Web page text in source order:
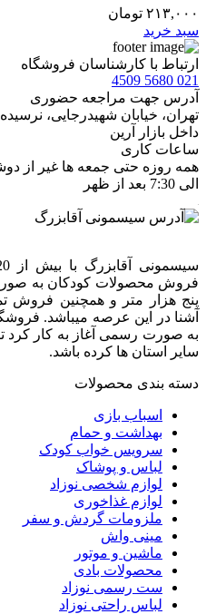
۲۱۳,۰۰۰ تومان
سبد خرید
ارتباط با کارشناسان فروشگاه
021 5680 4509
آدرس جهت مراجعه حضوری
تهران، خيابان شهيدرجايى،
داخل بازار آرین
ساعات کاری
الی 7:30 بعد از ظهر
فروش محصولات کودکان به
پنج هزار متر و همچنین فروش
به صورت رسمی آغاز به کار کرد
سایر استان ها کرده باشد.
دسته بندی محصولات
اسباب بازی
بهداشت و حمام
سرویس خواب کودک
لباس و پوشاک
لوازم شخصی نوزاد
لوازم غذاخوری
ملزومات گردش و سفر
مینی واش
ماشین و موتور
محصولات بادی
ست رسمی نوزاد
لباس راحتی نوزاد